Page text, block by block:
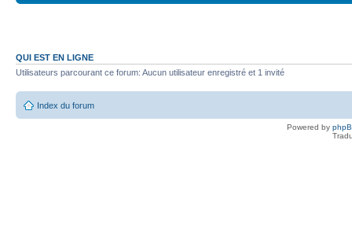
QUI EST EN LIGNE
Utilisateurs parcourant ce forum: Aucun utilisateur enregistré et 1 invité
Index du forum
Powered by